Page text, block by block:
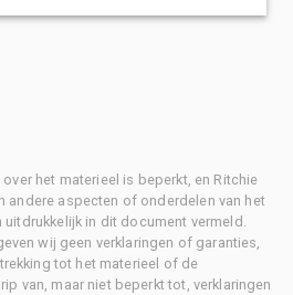
het materieel is beperkt, en Ritchie
andere aspecten of onderdelen van het
in dit document vermeld.
wij geen verklaringen of garanties,
tot het materieel of de
van, maar niet beperkt tot, verklaringen